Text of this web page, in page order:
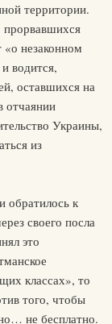
территории.
прорвавшихся
«о незаконном
водится,
оставшихся на
отчаянии
Украины,
из
обратилось к
своего посла
это
классах», то
того, чтобы
не бесплатно.